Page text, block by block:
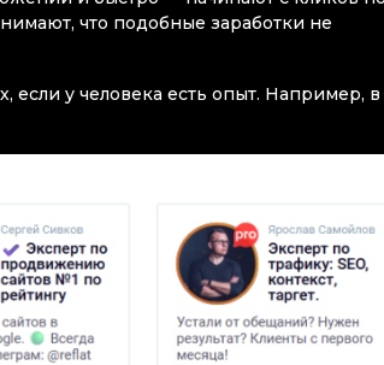
что подобные заработки не
у человека есть опыт. Например, в